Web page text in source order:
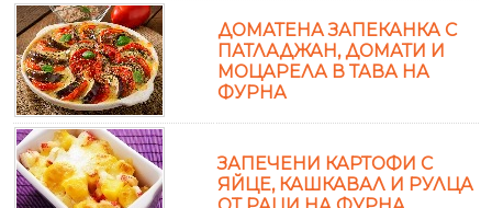
ДОМАТЕНА ЗАПЕКАНКА С
ПАТЛАДЖАН, ДОМАТИ И
МОЦАРЕЛА В ТАВА НА
ФУРНА
ЗАПЕЧЕНИ КАРТОФИ С
ЯЙЦЕ, КАШКАВАЛ И РУЛЦА